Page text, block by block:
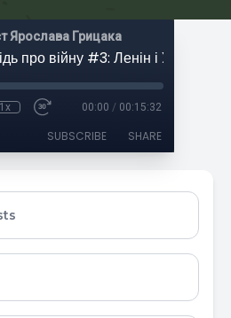
Ярослава Грицака
про війну #3: Ленін і Україна
1x 00:00 / 00:15:32
SUBSCRIBE SHARE